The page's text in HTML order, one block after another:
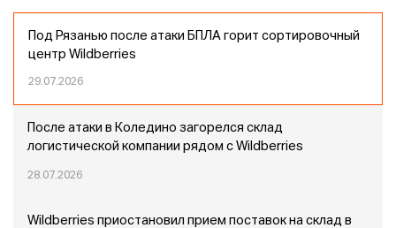
Под Рязанью после атаки БПЛА горит сортировочный
центр Wildberries
29.07.2026
После атаки в Коледино загорелся склад
логистической компании рядом с Wildberries
28.07.2026
Wildberries приостановил прием поставок на склад в